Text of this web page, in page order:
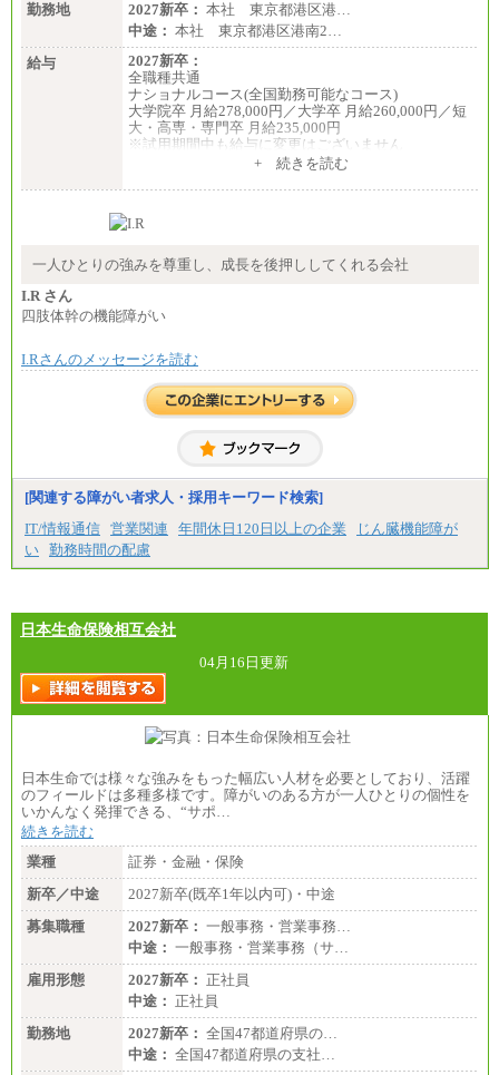
勤務地
2027新卒： 本社 東京都港区港…
中途： 本社 東京都港区港南2…
給与
2027新卒：
全職種共通
ナショナルコース(全国勤務可能なコース)
大学院卒 月給278,000円／大学卒 月給260,000円／短
大・高専・専門卒 月給235,000円
※試用期間中も給与に変更はございません
大学院卒 月給264,000円／大学卒 月給250,000円／短
※試用期間中も給与に変更はございません
月給：250,000円～400,000円
+ 続きを読む
一人ひとりの強みを尊重し、成長を後押ししてくれる会社
I.R さん
四肢体幹の機能障がい
I.Rさんのメッセージを読む
[関連する障がい者求人・採用キーワード検索]
IT/情報通信 営業関連 年間休日120日以上の企業
じん臓機能障が
い 勤務時間の配慮
日本生命保険相互会社
04月16日更新
日本生命では様々な強みをもった幅広い人材を必要としており、活躍
のフィールドは多種多様です。障がいのある方が一人ひとりの個性を
いかんなく発揮できる、“サポ…
続きを読む
業種
証券・金融・保険
新卒／中途
2027新卒(既卒1年以内可)・中途
募集職種
2027新卒： 一般事務・営業事務…
中途： 一般事務・営業事務（サ…
雇用形態
2027新卒： 正社員
中途： 正社員
勤務地
2027新卒： 全国47都道府県の…
中途： 全国47都道府県の支社…